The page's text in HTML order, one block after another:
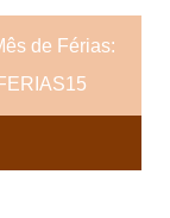
de Férias: